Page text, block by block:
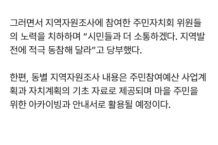
그러면서 지역자원조사에 참여한 주민자치회 위원들
의 노력을 치하하며 “시민들과 더 소통하겠다. 지역발
전에 적극 동참해 달라”고 당부했다.
한편, 동별 지역자원조사 내용은 주민참여예산 사업계
획과 자치계획의 기초 자료로 제공되며 마을 주민을
위한 아카이빙과 안내서로 활용될 예정이다.